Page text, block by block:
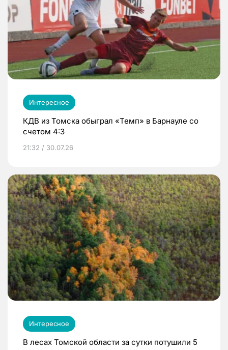
Интересное
КДВ из Томска обыграл «Темп» в Барнауле со
счетом 4:3
21:32 / 30.07.26
Интересное
В лесах Томской области за сутки потушили 5